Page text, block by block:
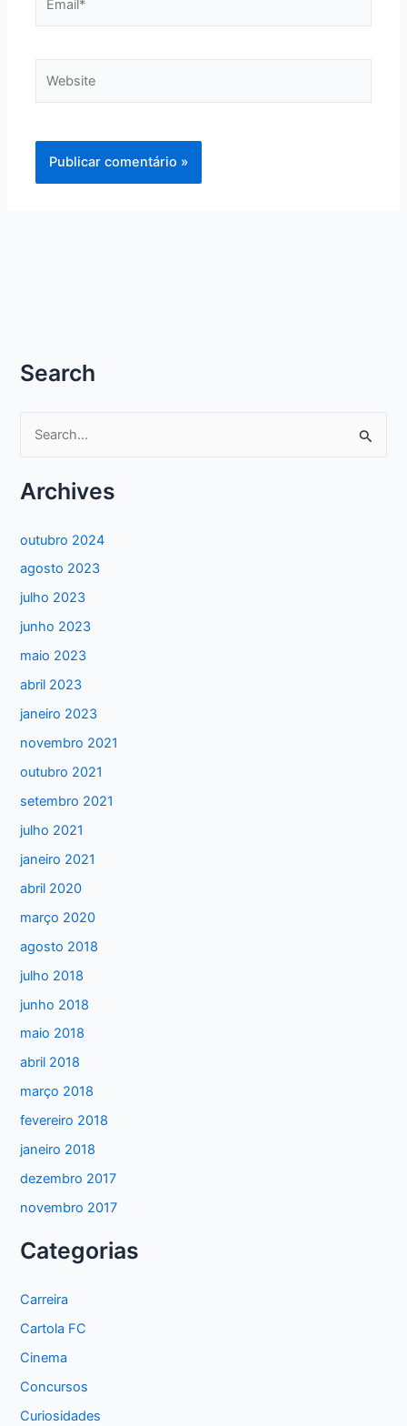
Search
q
a
r
p
o
r
:
Archives
outubro 2024
agosto 2023
julho 2023
junho 2023
maio 2023
abril 2023
janeiro 2023
novembro 2021
outubro 2021
setembro 2021
julho 2021
janeiro 2021
abril 2020
março 2020
agosto 2018
julho 2018
junho 2018
maio 2018
abril 2018
março 2018
fevereiro 2018
janeiro 2018
dezembro 2017
novembro 2017
Categorias
Carreira
Cartola FC
Cinema
Concursos
Curiosidades